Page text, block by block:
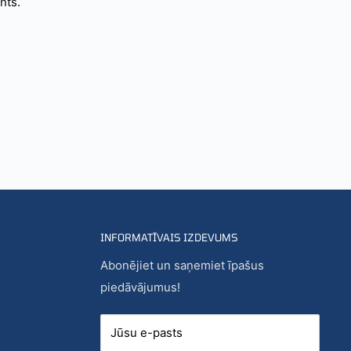
INFORMATĪVAIS IZDEVUMS
Abonējiet un saņemiet īpašus
piedāvājumus!
Jūsu e-pasts